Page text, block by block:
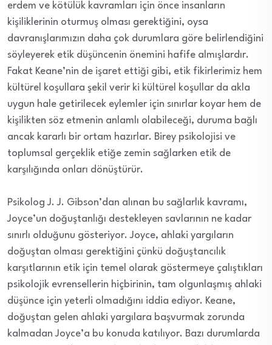
erdem ve kötülük kavramları için önce insanların
kişiliklerinin oturmuş olması gerektiğini, oysa
davranışlarımızın daha çok durumlara göre belirlendiğini
söyleyerek etik düşüncenin önemini hafife almışlardır.
Fakat Keane’nin de işaret ettiği gibi, etik fikirlerimiz hem
kültürel koşullara şekil verir ki kültürel koşullar da akla
uygun hale getirilecek eylemler için sınırlar koyar hem de
kişilikten söz etmenin anlamlı olabileceği, duruma bağlı
ancak kararlı bir ortam hazırlar. Birey psikolojisi ve
toplumsal gerçeklik etiğe zemin sağlarken etik de
karşılığında onları dönüştürür.
Psikolog J. J. Gibson’dan alınan bu sağlarlık kavramı,
Joyce’un doğuştanlığı destekleyen savlarının ne kadar
sınırlı olduğunu gösteriyor. Joyce, ahlaki yargıların
doğuştan olması gerektiğini çünkü doğuştancılık
karşıtlarının etik için temel olarak göstermeye çalıştıkları
psikolojik evrensellerin hiçbirinin, tam olgunlaşmış ahlaki
düşünce için yeterli olmadığını iddia ediyor. Keane,
doğuştan gelen ahlaki yargılara başvurmak zorunda
kalmadan Joyce’a bu konuda katılıyor. Bazı durumlarda